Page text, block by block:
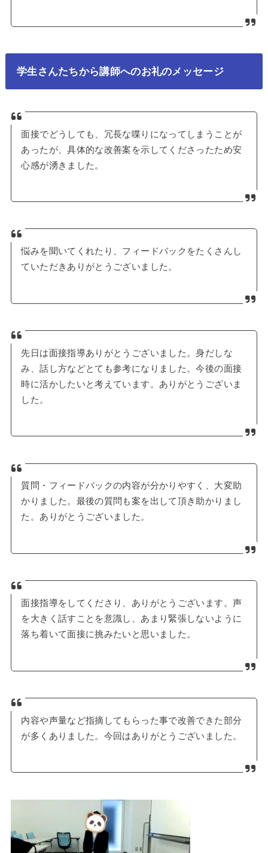
学生さんたちから講師へのお礼のメッセージ
面接でどうしても、冗長な喋りになってしまうことが
あったが、具体的な改善案を示してくださったため安
心感が湧きました。
悩みを聞いてくれたり、フィードバックをたくさんし
ていただきありがとうございました。
先日は面接指導ありがとうございました。身だしな
み、話し方などとても参考になりました。今後の面接
時に活かしたいと考えています。ありがとうございま
した。
質問・フィードバックの内容が分かりやすく、大変助
かりました。最後の質問も案を出して頂き助かりまし
た。ありがとうございました。
面接指導をしてくださり、ありがとうございます。声
を大きく話すことを意識し、あまり緊張しないように
落ち着いて面接に挑みたいと思いました。
内容や声量など指摘してもらった事で改善できた部分
が多くありました。今回はありがとうございました。